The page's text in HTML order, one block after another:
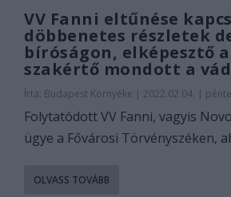
VV Fanni eltűnése
döbbenetes részletek
bíróságon, elképesztő
szakértő mondott a
Írta: Budapest Környéke | 2022.02.04. |
Folytatódott VV Fanni, vagyis
ügye a Fővárosi Törvényszéken,
OLVASS TOVÁBB